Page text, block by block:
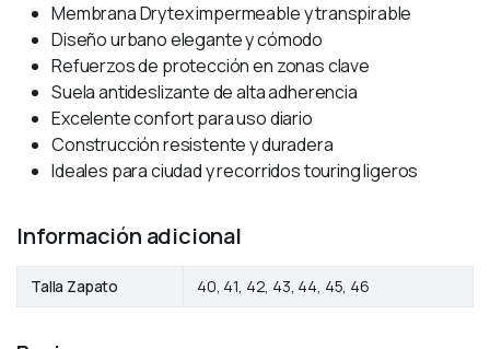
Membrana Drytex impermeable y transpirable
Diseño urbano elegante y cómodo
Refuerzos de protección en zonas clave
Suela antideslizante de alta adherencia
Excelente confort para uso diario
Construcción resistente y duradera
Ideales para ciudad y recorridos touring ligeros
Información adicional
Talla Zapato 40, 41, 42, 43, 44, 45, 46